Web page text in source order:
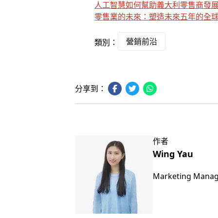
人工智慧如何幫助義大利零售商發
零售業的未來：塑造未來五年的全
類別： 營銷前沿
分享到：
作者
Wing Yau
Marketing